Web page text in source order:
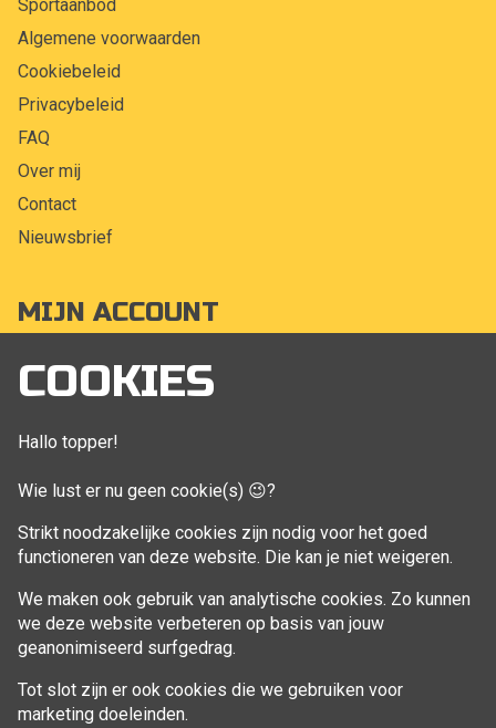
COOKIES
Hallo topper!
Wie lust er nu geen cookie(s) 😉?
Strikt noodzakelijke cookies zijn nodig voor het goed
functioneren van deze website. Die kan je niet weigeren.
We maken ook gebruik van analytische cookies. Zo kunnen
we deze website verbeteren op basis van jouw
geanonimiseerd surfgedrag.
Tot slot zijn er ook cookies die we gebruiken voor
marketing doeleinden.
Sportaanbod
Algemene voorwaarden
Cookiebeleid
Privacybeleid
FAQ
Over mij
Contact
Nieuwsbrief
MIJN ACCOUNT
Mijn account
Bestellingen
Aankoop beheren
VOLG MIJ
Facebook